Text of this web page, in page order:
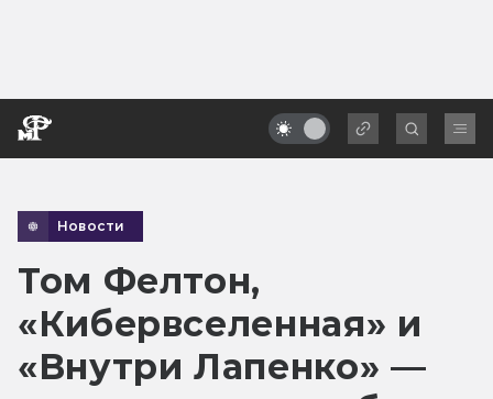
Новости
Том Фелтон,
«Кибервселенная» и
«Внутри Лапенко» —